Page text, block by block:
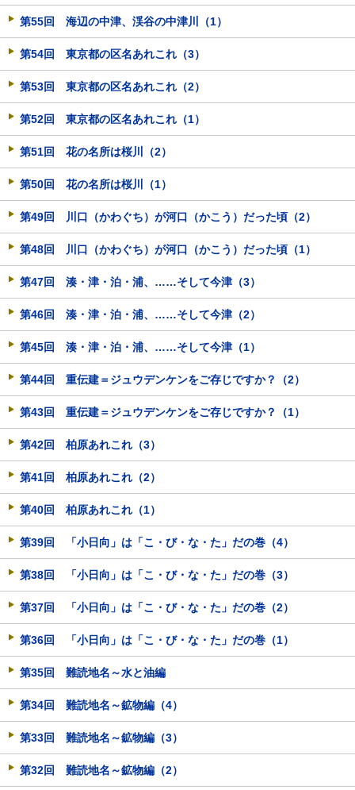
第55回 海辺の中津、渓谷の中津川（1）
第54回 東京都の区名あれこれ（3）
第53回 東京都の区名あれこれ（2）
第52回 東京都の区名あれこれ（1）
第51回 花の名所は桜川（2）
第50回 花の名所は桜川（1）
第49回 川口（かわぐち）が河口（かこう）だった頃（2）
第48回 川口（かわぐち）が河口（かこう）だった頃（1）
第47回 湊・津・泊・浦、……そして今津（3）
第46回 湊・津・泊・浦、……そして今津（2）
第45回 湊・津・泊・浦、……そして今津（1）
第44回 重伝建＝ジュウデンケンをご存じですか？（2）
第43回 重伝建＝ジュウデンケンをご存じですか？（1）
第42回 柏原あれこれ（3）
第41回 柏原あれこれ（2）
第40回 柏原あれこれ（1）
第39回 「小日向」は「こ・び・な・た」だの巻（4）
第38回 「小日向」は「こ・び・な・た」だの巻（3）
第37回 「小日向」は「こ・び・な・た」だの巻（2）
第36回 「小日向」は「こ・び・な・た」だの巻（1）
第35回 難読地名～水と油編
第34回 難読地名～鉱物編（4）
第33回 難読地名～鉱物編（3）
第32回 難読地名～鉱物編（2）